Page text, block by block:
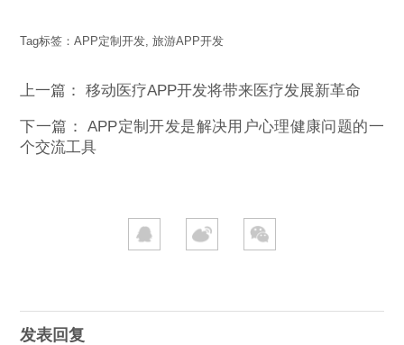
Tag标签：APP定制开发,旅游APP开发
上一篇：移动医疗APP开发将带来医疗发展新革命
下一篇：APP定制开发是解决用户心理健康问题的一
个交流工具
发表回复